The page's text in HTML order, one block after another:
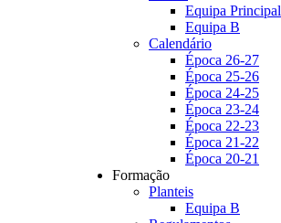
Equipa Principal
Equipa B
Calendário
Época 26-27
Época 25-26
Época 24-25
Época 23-24
Época 22-23
Época 21-22
Época 20-21
Formação
Planteis
Equipa B